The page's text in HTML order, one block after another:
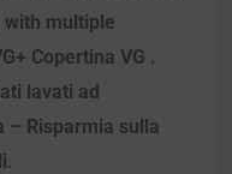
with multiple
Copertina VG .
lavati ad
– Risparmia sulla